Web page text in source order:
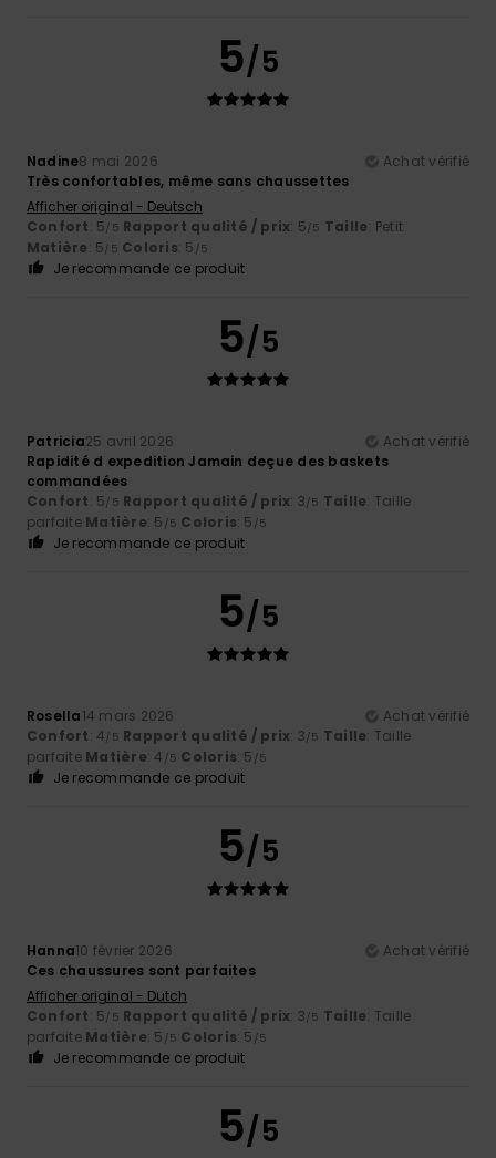
5/5
Nadine8 mai 2026
Achat vérifié
Très confortables, même sans chaussettes
Afficher original - Deutsch
Confort: 5/5 Rapport qualité / prix: 5/5 Taille: Petit
Matière: 5/5 Coloris: 5 /5
Je recommande ce produit
5/5
Patricia25 avril 2026
Achat vérifié
Rapidité d expedition Jamain deçue des baskets
commandées
Confort: 5/5 Rapport qualité / prix: 3/5 Taille: Taille
parfaite Matière: 5 /5 Coloris: 5 /5
Je recommande ce produit
5/5
Rosella14 mars 2026
Achat vérifié
Confort: 4/5 Rapport qualité / prix: 3/5 Taille: Taille
parfaite Matière: 4 /5 Coloris: 5 /5
Je recommande ce produit
5/5
Hanna10 février 2026
Achat vérifié
Ces chaussures sont parfaites
Afficher original - Dutch
Confort: 5/5 Rapport qualité / prix: 3/5 Taille: Taille
parfaite Matière: 5 /5 Coloris: 5 /5
Je recommande ce produit
5/5